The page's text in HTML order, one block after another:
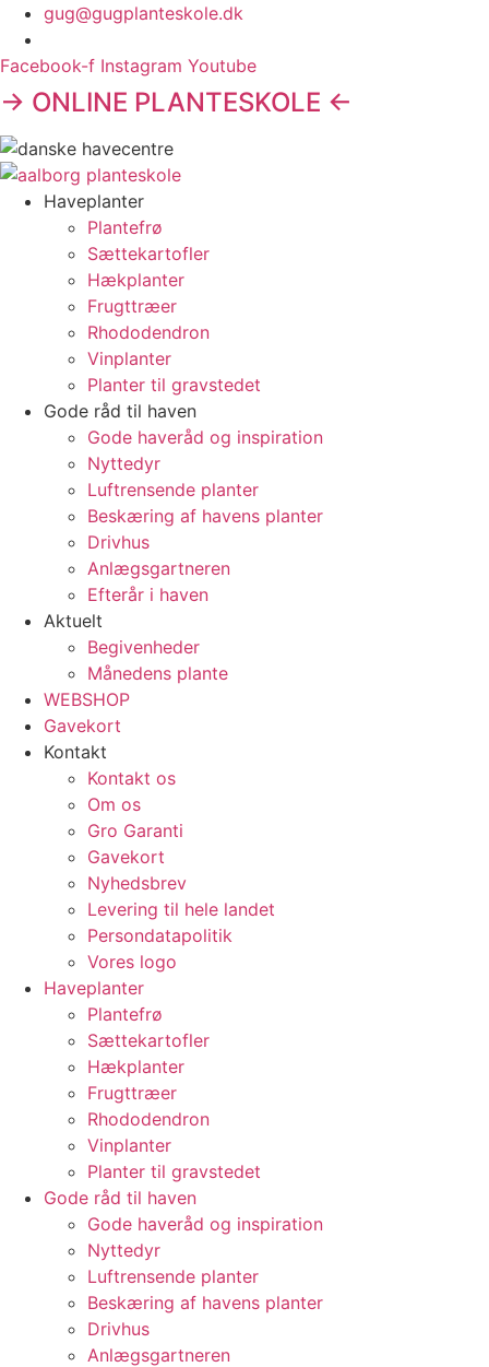
Videre
indhold
gug@gugplanteskole.dk
Facebook-f Instagram Youtube
→ ONLINE PLANTESKOLE ←
Haveplanter
Plantefrø
Sættekartofler
Hækplanter
Frugttræer
Rhododendron
Vinplanter
Planter til gravstedet
Gode råd til haven
Gode haveråd og inspiration
Nyttedyr
Luftrensende planter
Beskæring af havens planter
Drivhus
Anlægsgartneren
Efterår i haven
Aktuelt
Begivenheder
Månedens plante
WEBSHOP
Gavekort
Kontakt
Kontakt os
Om os
Gro Garanti
Gavekort
Nyhedsbrev
Levering til hele landet
Persondatapolitik
Vores logo
Haveplanter
Plantefrø
Sættekartofler
Hækplanter
Frugttræer
Rhododendron
Vinplanter
Planter til gravstedet
Gode råd til haven
Gode haveråd og inspiration
Nyttedyr
Luftrensende planter
Beskæring af havens planter
Drivhus
Anlægsgartneren